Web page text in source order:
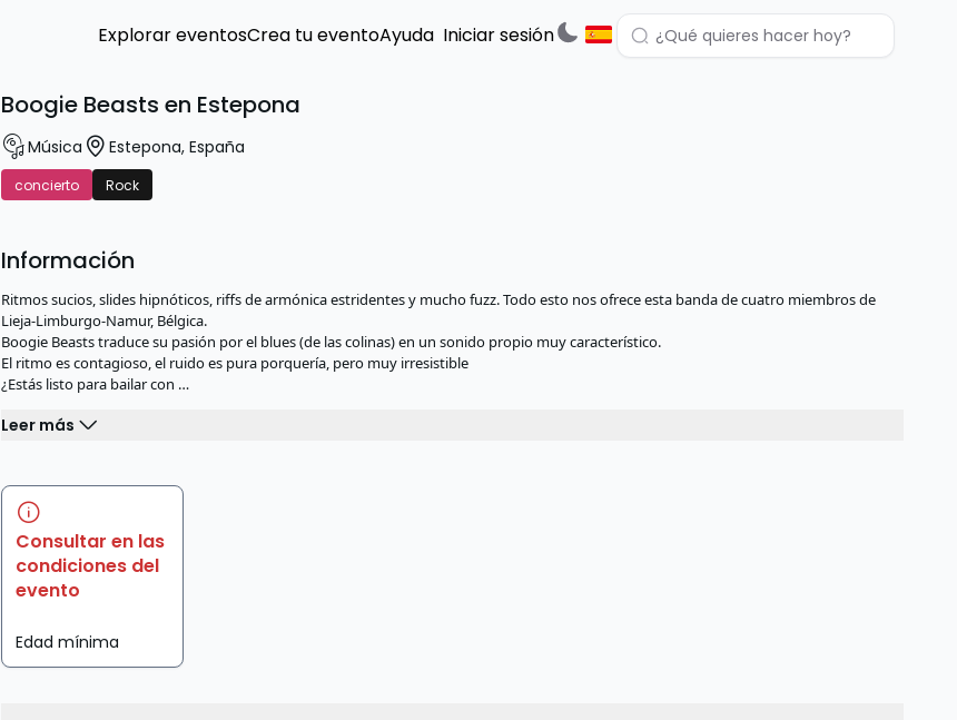
Explorar eventosCrea tu eventoAyuda Iniciar sesión
Boogie Beasts en Estepona
Música Estepona, España
concierto Rock
Información
Ritmos sucios, slides hipnóticos, riffs de armónica estridentes y mucho fuzz. Todo esto nos ofrece esta banda de cuatro miembros de
Lieja-Limburgo-Namur, Bélgica.
Boogie Beasts traduce su pasión por el blues (de las colinas) en un sonido propio muy característico.
El ritmo es contagioso, el ruido es pura porquería, pero muy irresistible
¿Estás listo para bailar con …
Leer más
Consultar en las
condiciones del
evento
Edad mínima